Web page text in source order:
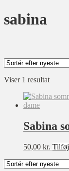
sabina
Kategori
Baby
Bolig
Viser 1 resultat
Sabina
50,00 kr.